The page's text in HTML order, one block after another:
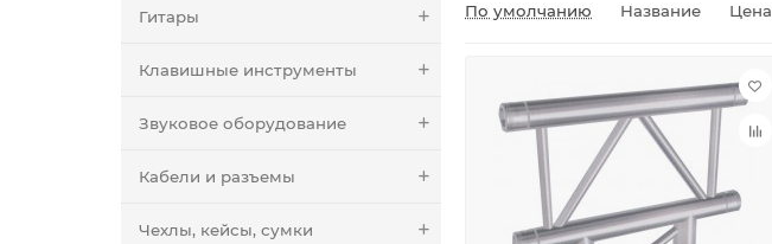
Гитары
Клавишные инструменты
Звуковое оборудование
Кабели и разъемы
Чехлы, кейсы, сумки
По умолчанию Название Цена